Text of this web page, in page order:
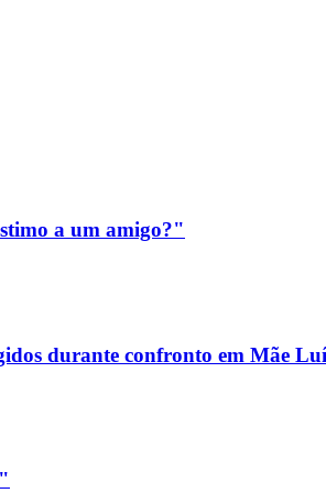
a um amigo?"
durante confronto em Mãe